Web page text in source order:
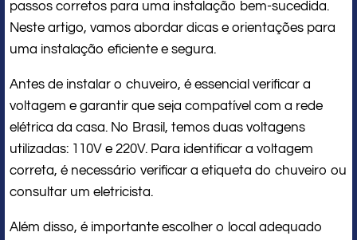
passos corretos para uma instalação bem-sucedida.
Neste artigo, vamos abordar dicas e orientações para
uma instalação eficiente e segura.
Antes de instalar o chuveiro, é essencial verificar a
voltagem e garantir que seja compatível com a rede
elétrica da casa. No Brasil, temos duas voltagens
utilizadas: 110V e 220V. Para identificar a voltagem
correta, é necessário verificar a etiqueta do chuveiro ou
consultar um eletricista.
Além disso, é importante escolher o local adequado